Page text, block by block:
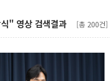
" 영상 검색결과 [총 200건]